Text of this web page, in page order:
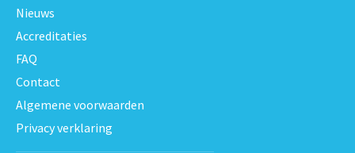
Nieuws
Accreditaties
FAQ
Contact
Algemene voorwaarden
Privacy verklaring